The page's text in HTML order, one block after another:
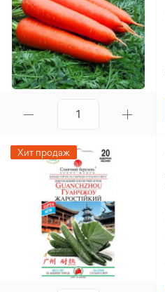
Хит продаж